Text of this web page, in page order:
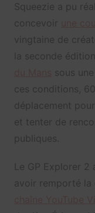
Squeezie a pu
concevoir
vingtaine de
la seconde
sous
ces conditions,
déplacement
et tenter de
publiques.
Le GP Explorer 2
avoir remporté la